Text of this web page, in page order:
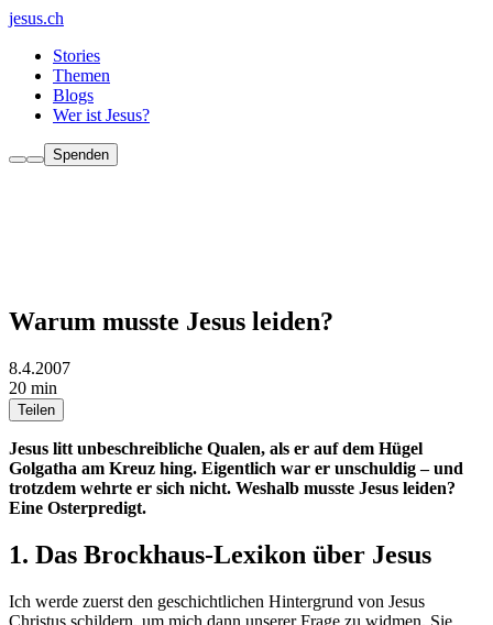
jesus.ch
Stories
Themen
Blogs
Wer ist Jesus?
Spenden
Warum musste Jesus leiden?
8.4.2007
20 min
Teilen
Jesus litt unbeschreibliche Qualen, als er auf dem Hügel
Golgatha am Kreuz hing. Eigentlich war er unschuldig – und
trotzdem wehrte er sich nicht. Weshalb musste Jesus leiden?
Eine Osterpredigt.
1. Das Brockhaus-Lexikon über Jesus
Ich werde zuerst den geschichtlichen Hintergrund von Jesus
Christus schildern, um mich dann unserer Frage zu widmen. Sie